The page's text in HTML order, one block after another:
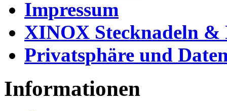
Impressum
XINOX Stecknadeln
Privatsphäre und
Informationen